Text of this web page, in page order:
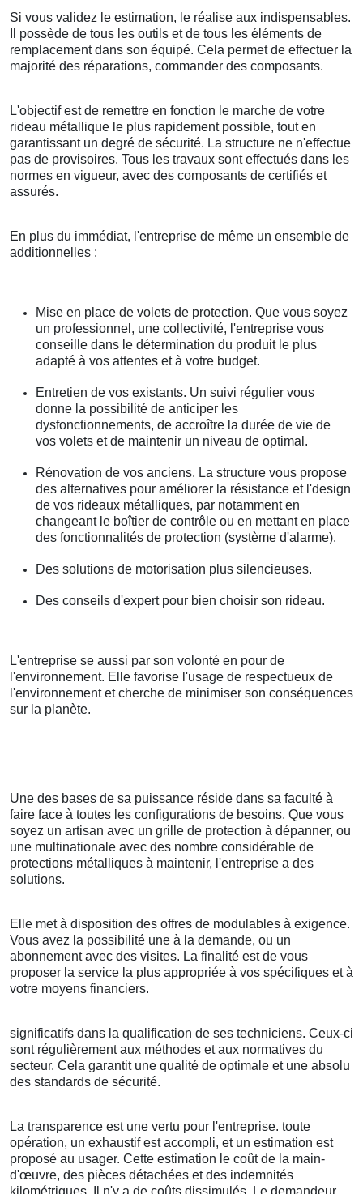
Si vous validez le estimation, le réalise aux indispensables.
Il possède de tous les outils et de tous les éléments de
remplacement dans son équipé. Cela permet de effectuer la
majorité des réparations, commander des composants.
L'objectif est de remettre en fonction le marche de votre
rideau métallique le plus rapidement possible, tout en
garantissant un degré de sécurité. La structure ne n'effectue
pas de provisoires. Tous les travaux sont effectués dans les
normes en vigueur, avec des composants de certifiés et
assurés.
En plus du immédiat, l'entreprise de même un ensemble de
additionnelles :
Mise en place de volets de protection. Que vous soyez
un professionnel, une collectivité, l'entreprise vous
conseille dans le détermination du produit le plus
adapté à vos attentes et à votre budget.
Entretien de vos existants. Un suivi régulier vous
donne la possibilité de anticiper les
dysfonctionnements, de accroître la durée de vie de
vos volets et de maintenir un niveau de optimal.
Rénovation de vos anciens. La structure vous propose
des alternatives pour améliorer la résistance et l'design
de vos rideaux métalliques, par notamment en
changeant le boîtier de contrôle ou en mettant en place
des fonctionnalités de protection (système d'alarme).
Des solutions de motorisation plus silencieuses.
Des conseils d'expert pour bien choisir son rideau.
L'entreprise se aussi par son volonté en pour de
l'environnement. Elle favorise l'usage de respectueux de
l'environnement et cherche de minimiser son conséquences
sur la planète.
Une des bases de sa puissance réside dans sa faculté à
faire face à toutes les configurations de besoins. Que vous
soyez un artisan avec un grille de protection à dépanner, ou
une multinationale avec des nombre considérable de
protections métalliques à maintenir, l'entreprise a des
solutions.
Elle met à disposition des offres de modulables à exigence.
Vous avez la possibilité une à la demande, ou un
abonnement avec des visites. La finalité est de vous
proposer la service la plus appropriée à vos spécifiques et à
votre moyens financiers.
significatifs dans la qualification de ses techniciens. Ceux-ci
sont régulièrement aux méthodes et aux normatives du
secteur. Cela garantit une qualité de optimale et une absolu
des standards de sécurité.
La transparence est une vertu pour l'entreprise. toute
opération, un exhaustif est accompli, et un estimation est
proposé au usager. Cette estimation le coût de la main-
d'œuvre, des pièces détachées et des indemnités